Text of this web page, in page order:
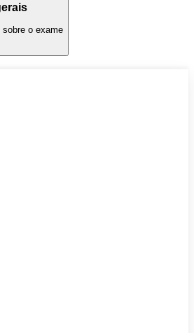
o exame